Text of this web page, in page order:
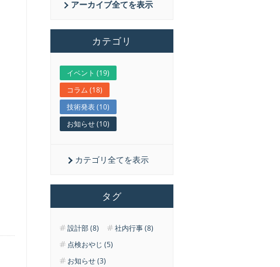
アーカイブ全てを表示
カテゴリ
イベント (19)
コラム (18)
技術発表 (10)
お知らせ (10)
カテゴリ全てを表示
タグ
設計部 (8)
社内行事 (8)
点検おやじ (5)
お知らせ (3)